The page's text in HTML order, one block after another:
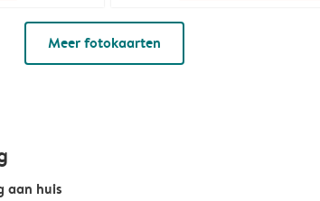
Meer fotokaarten
aan huis